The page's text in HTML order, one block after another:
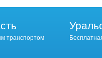
транспортом